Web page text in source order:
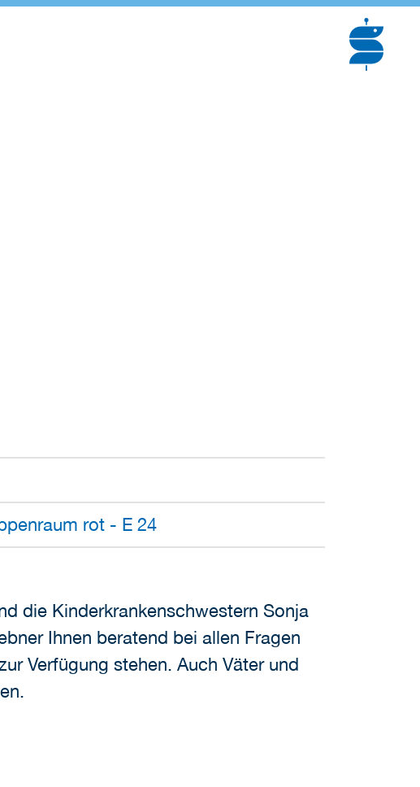
rot - E 24
die Kinderkrankenschwestern Sonja
Ihnen beratend bei allen Fragen
Verfügung stehen. Auch Väter und